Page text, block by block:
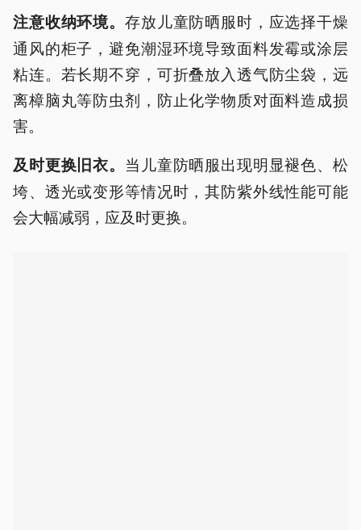
注意收纳环境。 存放儿童防晒服时，应选择干燥
通风的柜子，避免潮湿环境导致面料发霉或涂层
粘连。若长期不穿，可折叠放入透气防尘袋，远
离樟脑丸等防虫剂，防止化学物质对面料造成损
害。
及时更换旧衣。 当儿童防晒服出现明显褪色、松
垮、透光或变形等情况时，其防紫外线性能可能
会大幅减弱，应及时更换。